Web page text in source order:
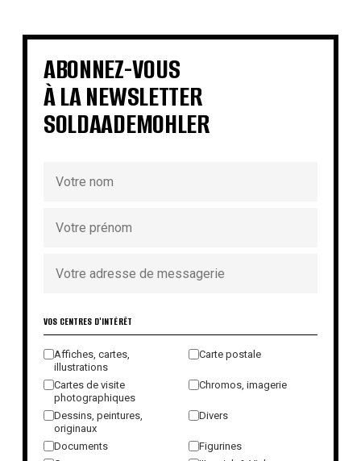
€ € €
€ € €
€ €
ABONNEZ-VOUS
À LA NEWSLETTER
SOLDAADEMOHLER
VOS CENTRES D'INTÉRÊT
Affiches, cartes,
illustrations
Carte postale
Cartes de visite
photographiques
Chromos, imagerie
Dessins, peintures,
originaux
Divers
Documents
Figurines